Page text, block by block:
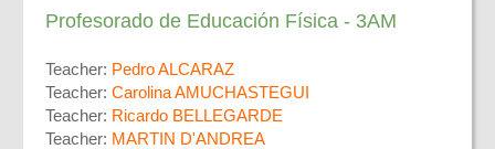
Profesorado de Educación Física - 3AM
Teacher: Pedro ALCARAZ
Teacher: Carolina AMUCHASTEGUI
Teacher: Ricardo BELLEGARDE
Teacher: MARTIN D'ANDREA